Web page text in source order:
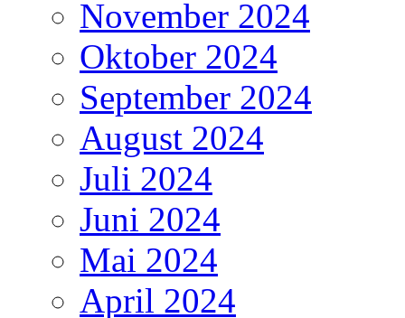
November 2024
Oktober 2024
September 2024
August 2024
Juli 2024
Juni 2024
Mai 2024
April 2024